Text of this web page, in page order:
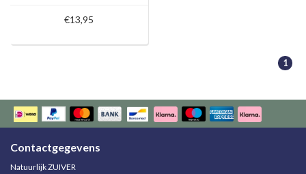
€13,95
1
Contactgegevens
Natuurlijk ZUIVER